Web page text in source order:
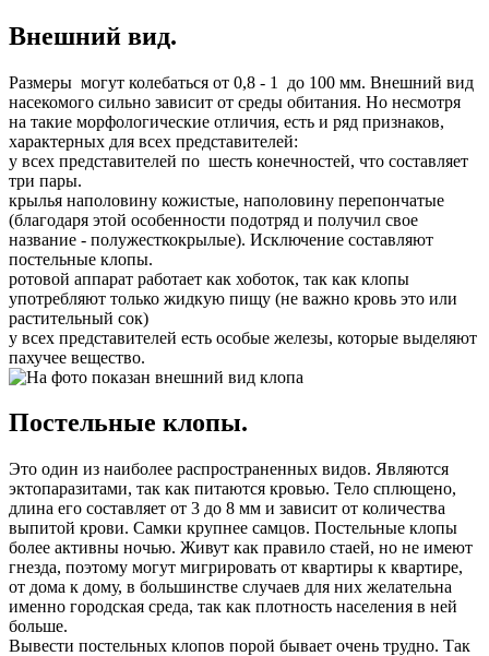
Внешний вид.
Размеры могут колебаться от 0,8 - 1 до 100 мм. Внешний вид
насекомого сильно зависит от среды обитания. Но несмотря
на такие морфологические отличия, есть и ряд признаков,
характерных для всех представителей:
у всех представителей по шесть конечностей, что составляет
три пары.
крылья наполовину кожистые, наполовину перепончатые
(благодаря этой особенности подотряд и получил свое
название - полужесткокрылые). Исключение составляют
постельные клопы.
ротовой аппарат работает как хоботок, так как клопы
употребляют только жидкую пищу (не важно кровь это или
растительный сок)
у всех представителей есть особые железы, которые выделяют
пахучее вещество.
Постельные клопы.
Это один из наиболее распространенных видов. Являются
эктопаразитами, так как питаются кровью. Тело сплющено,
длина его составляет от 3 до 8 мм и зависит от количества
выпитой крови. Самки крупнее самцов. Постельные клопы
более активны ночью. Живут как правило стаей, но не имеют
гнезда, поэтому могут мигрировать от квартиры к квартире,
от дома к дому, в большинстве случаев для них желательна
именно городская среда, так как плотность населения в ней
больше.
Вывести постельных клопов порой бывает очень трудно. Так